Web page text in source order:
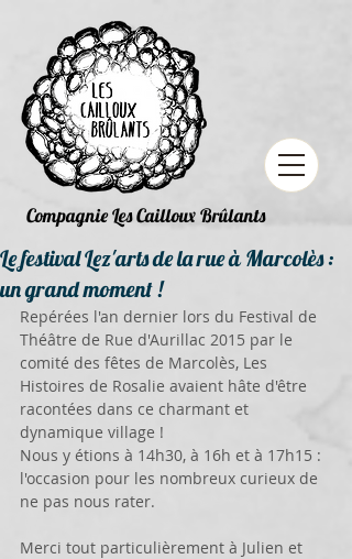
Compagnie Les Cailloux Brûlants
Le festival Lez'arts de la rue à Marcolès :
un grand moment !
Repérées l'an dernier lors du Festival de
Théâtre de Rue d'Aurillac 2015 par le
comité des fêtes de Marcolès, Les
Histoires de Rosalie avaient hâte d'être
racontées dans ce charmant et
dynamique village !
Nous y étions à 14h30, à 16h et à 17h15 :
l'occasion pour les nombreux curieux de
ne pas nous rater.
Merci tout particulièrement à Julien et